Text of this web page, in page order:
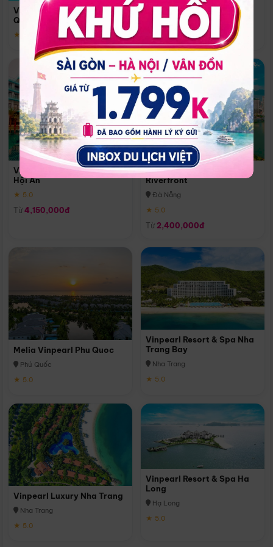
Vinpearl Resort & Spa Phu
Quoc
★ 5.0
Quoc
Phú Quốc
★ 5.0
Vinpearl Resort & Golf Nam
Hội An
★ 5.0
Từ 4,150,000đ
Melia Vinpearl Danang
Riverfront
Đà Nẵng
★ 5.0
Từ 2,400,000đ
Melia Vinpearl Phu Quoc
Phú Quốc
★ 5.0
Vinpearl Resort & Spa Nha
Trang Bay
Nha Trang
★ 5.0
Vinpearl Luxury Nha Trang
Nha Trang
★ 5.0
Vinpearl Resort & Spa Ha
Long
Hạ Long
★ 5.0